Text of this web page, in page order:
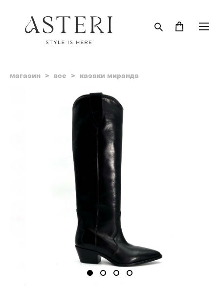
магазин > все > казаки миранда